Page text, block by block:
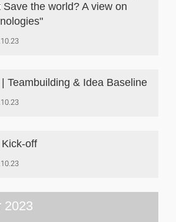
the world? A view on
Teambuilding & Idea Baseline
off
2023